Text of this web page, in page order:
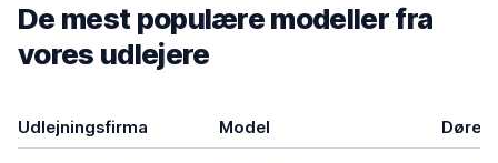
De mest populære modeller fra
vores udlejere
Udlejningsfirma Model Døre